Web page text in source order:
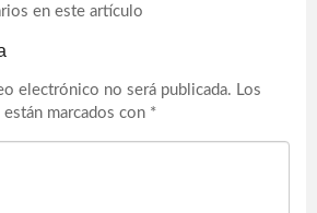
en este artículo
electrónico no será publicada. Los
marcados con *